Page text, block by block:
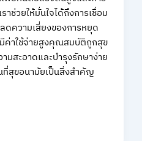
ช่วยให้มั่นใจได้ถึงการเชื่อม
ดความเสี่ยงของการหยุด
ค่าใช้จ่ายสูงคุณสมบัติถูกสุข
มสะอาดและบำรุงรักษาง่าย
ที่สุขอนามัยเป็นสิ่งสำคัญ